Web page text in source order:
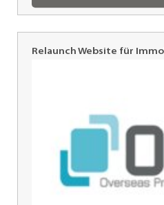
Relaunch Website für